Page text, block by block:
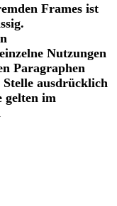
Frames ist
Nutzungen
Paragraphen
ausdrücklich
gelten im